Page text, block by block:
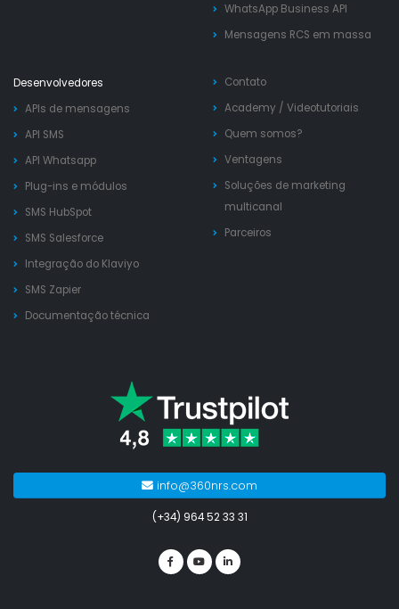
WhatsApp Business API
Mensagens RCS em massa
Desenvolvedores
APIs de mensagens
API SMS
API Whatsapp
Plug-ins e módulos
SMS HubSpot
SMS Salesforce
Integração do Klaviyo
SMS Zapier
Documentação técnica
Contato
Academy / Videotutoriais
Quem somos?
Ventagens
Soluções de marketing
multicanal
Parceiros
info@360nrs.com
(+34) 964 52 33 31